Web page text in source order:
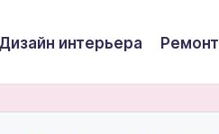
Дизайн интерьера Ремонт